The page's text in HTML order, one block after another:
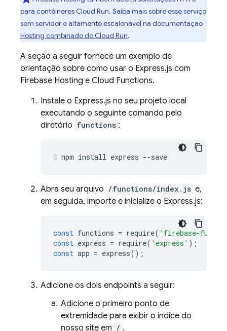
para contêineres Cloud Run. Saiba mais sobre esse serviço
sem servidor e altamente escalonável na documentação
Hosting combinado do Cloud Run.
A seção a seguir fornece um exemplo de
orientação sobre como usar o Express.js com
Firebase Hosting e Cloud Functions.
Instale o Express.js no seu projeto local
executando o seguinte comando pelo
diretório functions :
npm install express --save
Abra seu arquivo /functions/index.js e,
em seguida, importe e inicialize o Express.js:
const functions = require( 'firebase-
const express = require( 'express' );
const app = express();
Adicione os dois endpoints a seguir:
Adicione o primeiro ponto de
extremidade para exibir o índice do
nosso site em / .